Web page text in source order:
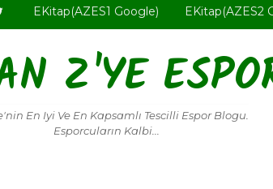
EKitap(AZES1 Google) EKitap(AZES2
Z'YE
En Iyi Ve En Kapsamlı Tescilli Espor Blogu.
Esporcuların Kalbi...